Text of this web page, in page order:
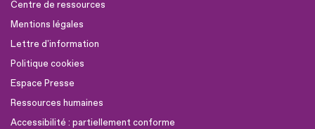
Centre de ressources
Mentions légales
Lettre d'information
Politique cookies
Espace Presse
Ressources humaines
Accessibilité : partiellement conforme